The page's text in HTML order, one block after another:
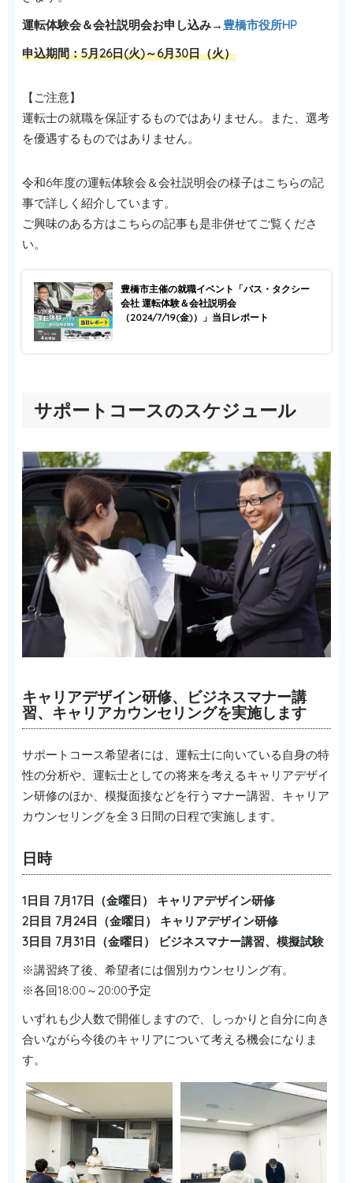
運転体験会＆会社説明会お申し込み→豊橋市役所HP
申込期間：5月26日(火)～6月30日（火）
【ご注意】
運転士の就職を保証するものではありません。また、選考
を優遇するものではありません。
令和6年度の運転体験会＆会社説明会の様子はこちらの記
事で詳しく紹介しています。
ご興味のある方はこちらの記事も是非併せてご覧くださ
い。
豊橋市主催の就職イベント「バス・タクシー
会社 運転体験＆会社説明会
（2024/7/19(金)）」当日レポート
サポートコースのスケジュール
キャリアデザイン研修、ビジネスマナー講
習、キャリアカウンセリングを実施します
サポートコース希望者には、運転士に向いている自身の特
性の分析や、運転士としての将来を考えるキャリアデザイ
ン研修のほか、模擬面接などを行うマナー講習、キャリア
カウンセリングを全３日間の日程で実施します。
日時
1日目 7月17日（金曜日） キャリアデザイン研修
2日目 7月24日（金曜日） キャリアデザイン研修
3日目 7月31日（金曜日） ビジネスマナー講習、模擬試験
※講習終了後、希望者には個別カウンセリング有。
※各回18:00～20:00予定
いずれも少人数で開催しますので、しっかりと自分に向き
合いながら今後のキャリアについて考える機会になりま
す。